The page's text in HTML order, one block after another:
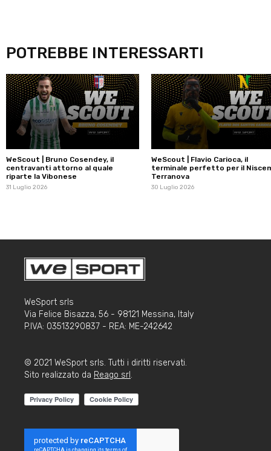
POTREBBE INTERESSARTI
WeScout | Bruno Cosendey, il
centravanti attorno al quale
riparte la Vibonese
31 Luglio 2026
WeScout | Flavio Carioca, il
terminale perfetto per il
Terranova
30 Luglio 2026
WeSport srls
Via Felice Bisazza, 56 - 98121 Messina, Italy
P.IVA: 03513290837 - REA: ME-242642
© 2021 WeSport srls. Tutti i diritti riservati.
Sito realizzato da Reago srl .